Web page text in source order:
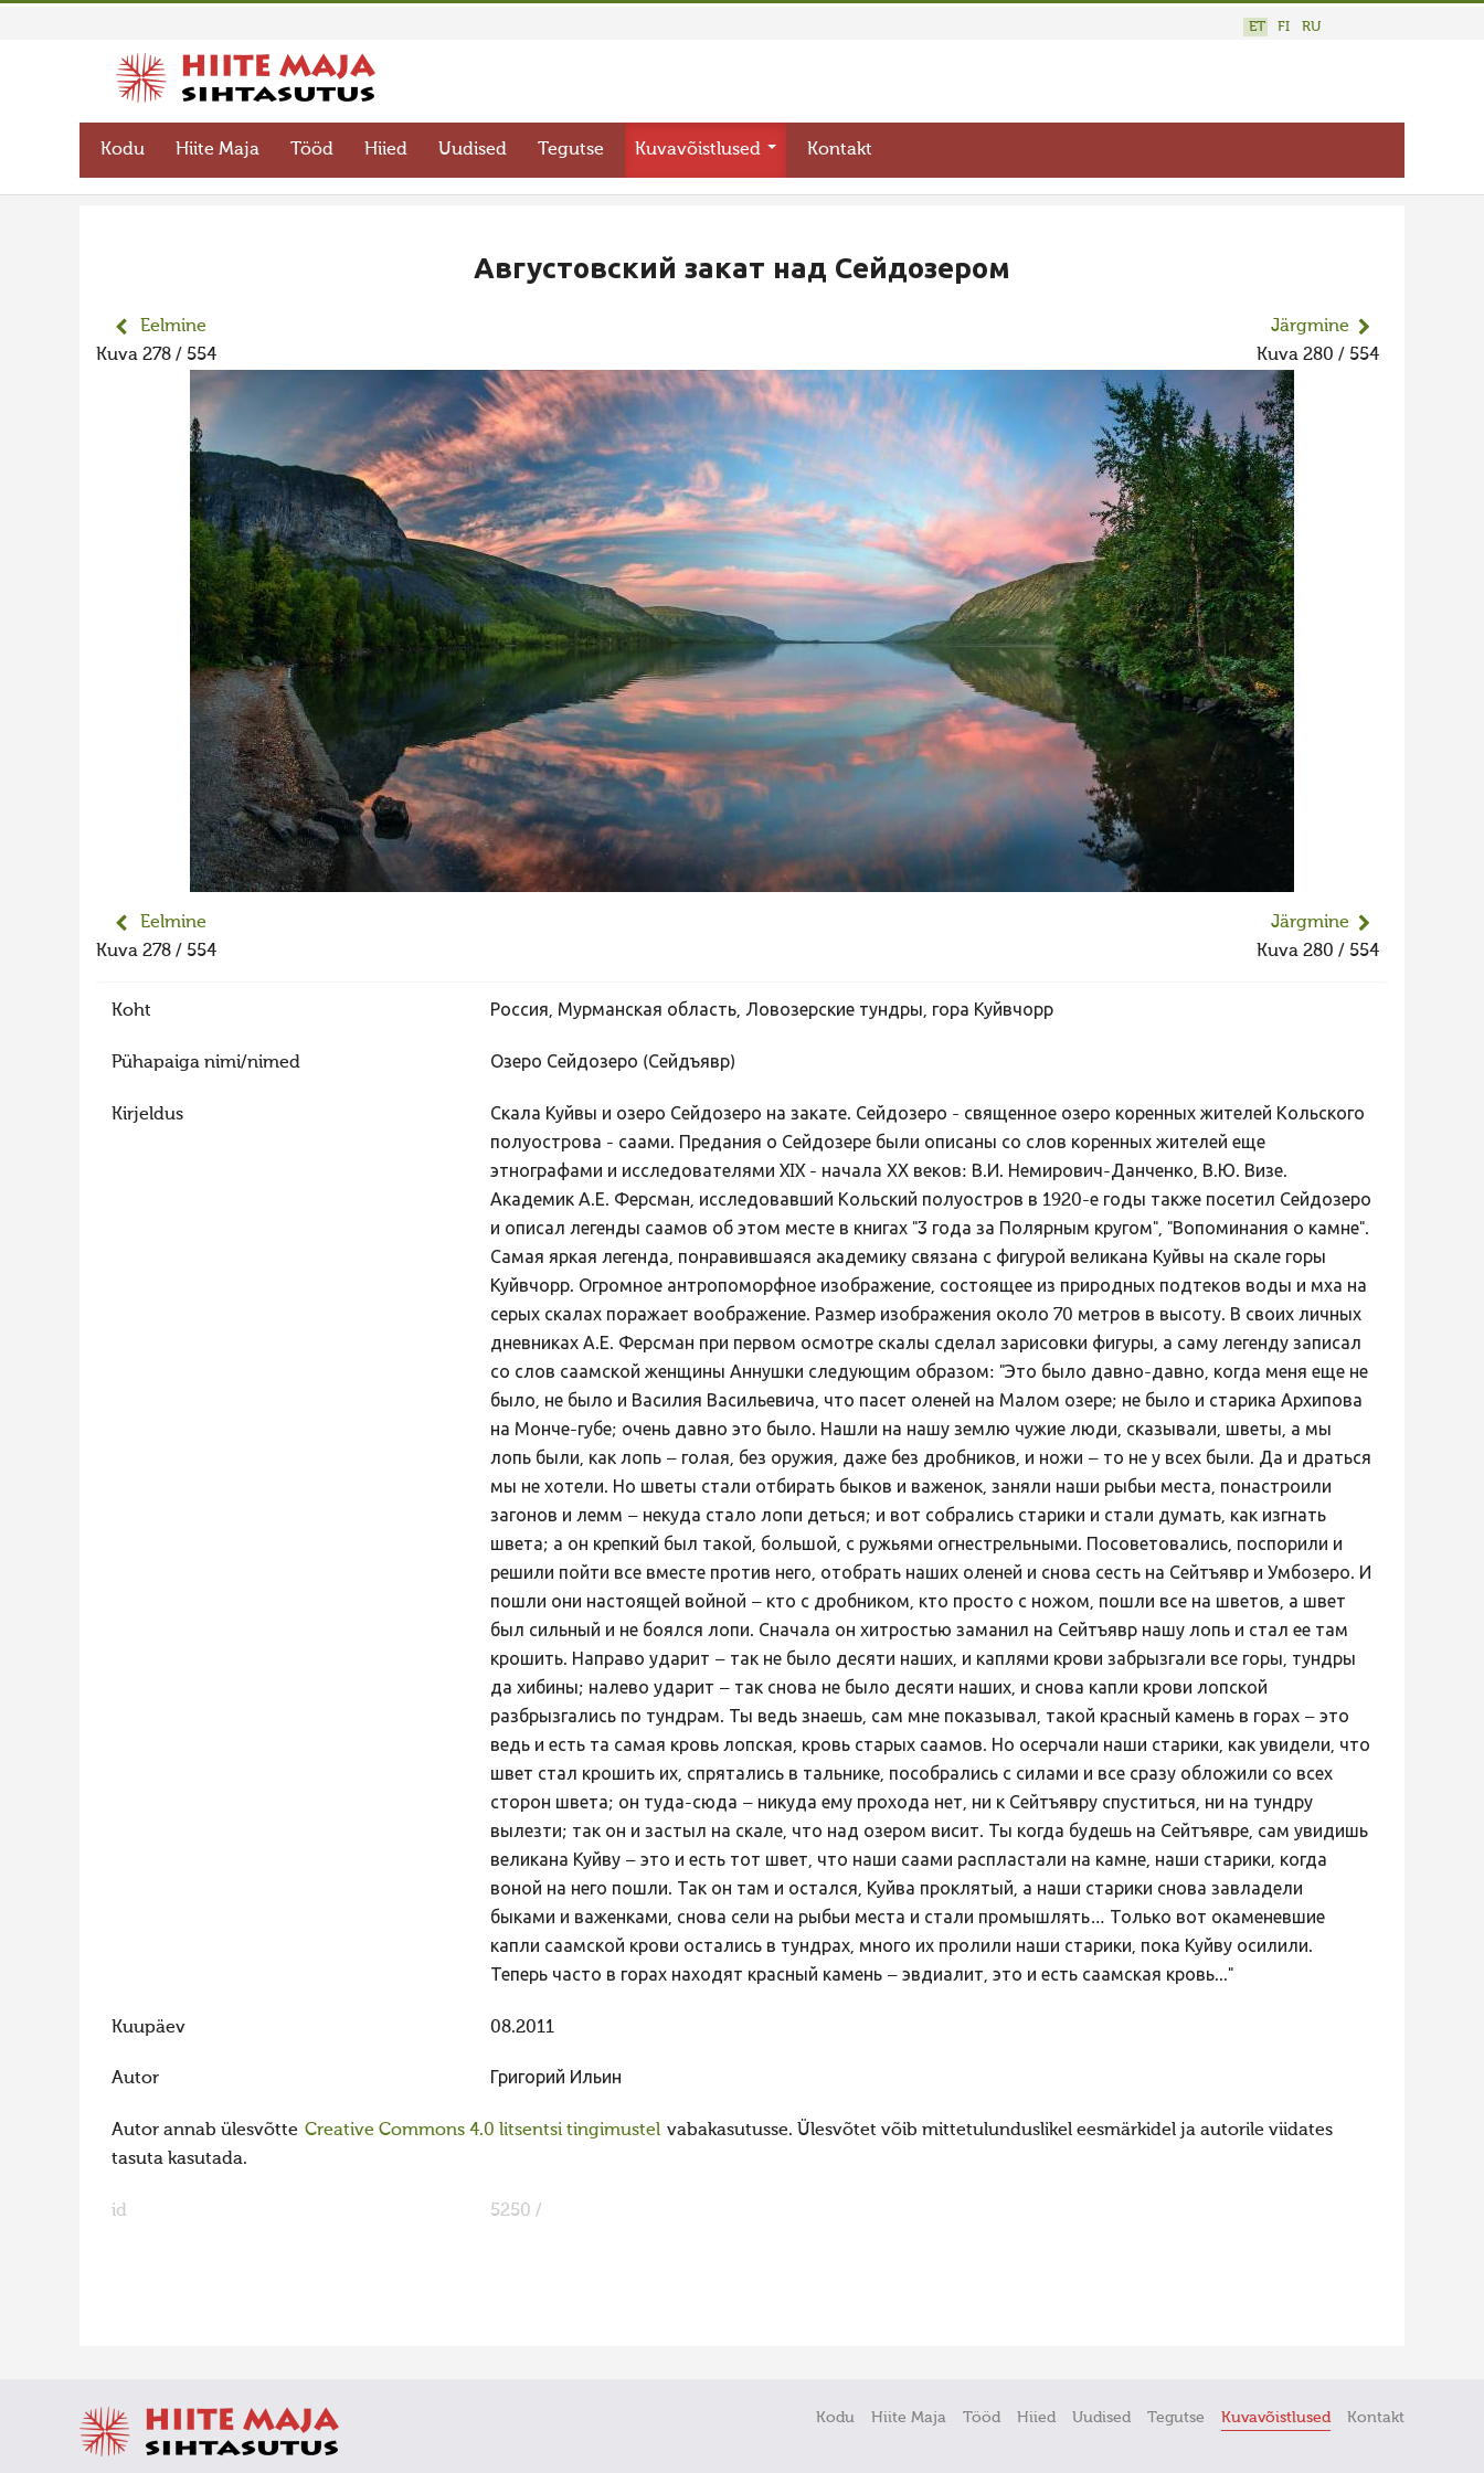
ET FI RU
Kodu Hiite Maja Tööd Hiied Uudised Tegutse Kuvavõistlused Kontakt
Августовский закат над Сейдозером
Eelmine
Kuva 278 / 554
Järgmine
Kuva 280 / 554
Eelmine
Kuva 278 / 554
Järgmine
Kuva 280 / 554
Koht Россия, Мурманская область, Ловозерские тундры, гора Куйвчорр
Pühapaiga nimi/nimed Озеро Сейдозеро (Сейдъявр)
Kirjeldus
Скала Куйвы и озеро Сейдозеро на закате. Сейдозеро - священное озеро коренных жителей Кольского
полуострова - саами. Предания о Сейдозере были описаны со слов коренных жителей еще
этнографами и исследователями XIX - начала ХХ веков: В.И. Немирович-Данченко, В.Ю. Визе.
Академик А.Е. Ферсман, исследовавший Кольский полуостров в 1920-е годы также посетил Сейдозеро
и описал легенды саамов об этом месте в книгах "3 года за Полярным кругом", "Вопоминания о камне".
Самая яркая легенда, понравившаяся академику связана с фигурой великана Куйвы на скале горы
Куйвчорр. Огромное антропоморфное изображение, состоящее из природных подтеков воды и мха на
серых скалах поражает воображение. Размер изображения около 70 метров в высоту. В своих личных
дневниках А.Е. Ферсман при первом осмотре скалы сделал зарисовки фигуры, а саму легенду записал
со слов саамской женщины Аннушки следующим образом: "Это было давно-давно, когда меня еще не
было, не было и Василия Васильевича, что пасет оленей на Малом озере; не было и старика Архипова
на Монче-губе; очень давно это было. Нашли на нашу землю чужие люди, сказывали, шветы, а мы
лопь были, как лопь – голая, без оружия, даже без дробников, и ножи – то не у всех были. Да и драться
мы не хотели. Но шветы стали отбирать быков и важенок, заняли наши рыбьи места, понастроили
загонов и лемм – некуда стало лопи деться; и вот собрались старики и стали думать, как изгнать
швета; а он крепкий был такой, большой, с ружьями огнестрельными. Посоветовались, поспорили и
решили пойти все вместе против него, отобрать наших оленей и снова сесть на Сейтъявр и Умбозеро. И
пошли они настоящей войной – кто с дробником, кто просто с ножом, пошли все на шветов, а швет
был сильный и не боялся лопи. Сначала он хитростью заманил на Сейтъявр нашу лопь и стал ее там
крошить. Направо ударит – так не было десяти наших, и каплями крови забрызгали все горы, тундры
да хибины; налево ударит – так снова не было десяти наших, и снова капли крови лопской
разбрызгались по тундрам. Ты ведь знаешь, сам мне показывал, такой красный камень в горах – это
ведь и есть та самая кровь лопская, кровь старых саамов. Но осерчали наши старики, как увидели, что
швет стал крошить их, спрятались в тальнике, пособрались с силами и все сразу обложили со всех
сторон швета; он туда-сюда – никуда ему прохода нет, ни к Сейтъявру спуститься, ни на тундру
вылезти; так он и застыл на скале, что над озером висит. Ты когда будешь на Сейтъявре, сам увидишь
великана Куйву – это и есть тот швет, что наши саами распластали на камне, наши старики, когда
воной на него пошли. Так он там и остался, Куйва проклятый, а наши старики снова завладели
быками и важенками, снова сели на рыбьи места и стали промышлять… Только вот окаменевшие
капли саамской крови остались в тундрах, много их пролили наши старики, пока Куйву осилили.
Теперь часто в горах находят красный камень – эвдиалит, это и есть саамская кровь..."
Kuupäev 08.2011
Autor Григорий Ильин
Autor annab ülesvõtte Creative Commons 4.0 litsentsi tingimustel vabakasutusse. Ülesvõtet võib mittetulunduslikel eesmärkidel ja autorile viidates
tasuta kasutada.
id 5250 /
Kodu Hiite Maja Tööd Hiied Uudised Tegutse Kuvavõistlused Kontakt